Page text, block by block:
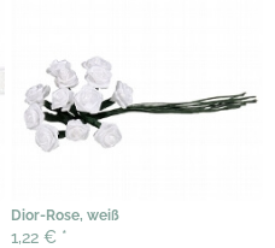
Dior-Rose, weiß
1,22 € *